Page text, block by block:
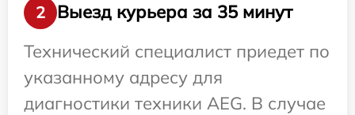
2
Выезд курьера за 35 минут
Технический специалист приедет по
указанному адресу для
диагностики техники AEG. В случае